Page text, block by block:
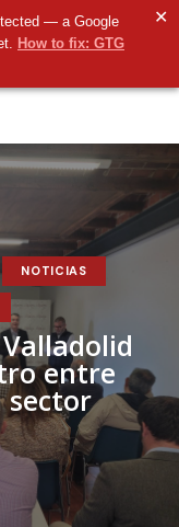
— a Google
How to fix: GTG
✕
NOTICIAS
entre
sector